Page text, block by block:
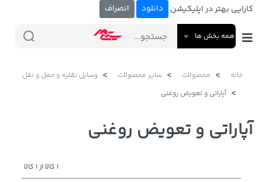
کارایی بهتر در اپلیکیشن دانلود انصراف
همه بخش ها
خانه محصولات سایر محصولات
وسایل نقلیه و حمل و نقل
آپاراتی و تعویض روغنی
آپاراتی و تعویض روغنی
1 کالا از 1 کالا